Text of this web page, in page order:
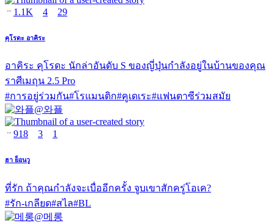
1.1K 4 29
คุโรดะ อาคิระ
อาคิระ คุโรดะ นักล่าอันดับ S ของญี่ปุ่นกำลังอยู่ในบ้านของคุณ
ราศีเมถุน 2.5 Pro
#การอยู่ร่วมกัน#โรแมนติก#คูเดเระ#แฟนตาซีร่วมสมัย
@와플
918 3 1
ฮา ย็อนวู
ที่รัก ถ้าคุณกำลังจะเบื่ออีกครั้ง จูบเขาสักครู่โอเค?
#รัก-เกลียด#สไล#BL
@메롱